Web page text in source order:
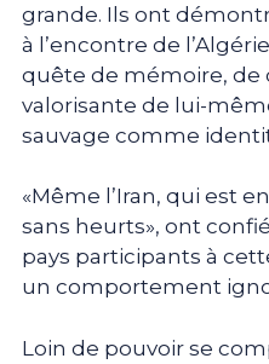
grande. Ils ont
à l’encontre de
quête de mémoire, de
valorisante de lui-
sauvage comme
«Même l’Iran, qui est
sans heurts», ont
pays participants à
un comportement
Loin de pouvoir se